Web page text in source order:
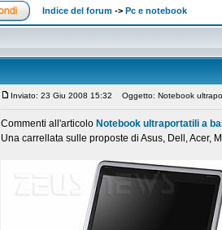
Indice del forum -> Pc e notebook
Inviato: 23 Giu 2008 15:32 Oggetto: Notebook
Commenti all'articolo Notebook ultraportatili a
Una carrellata sulle proposte di Asus, Dell, Acer,